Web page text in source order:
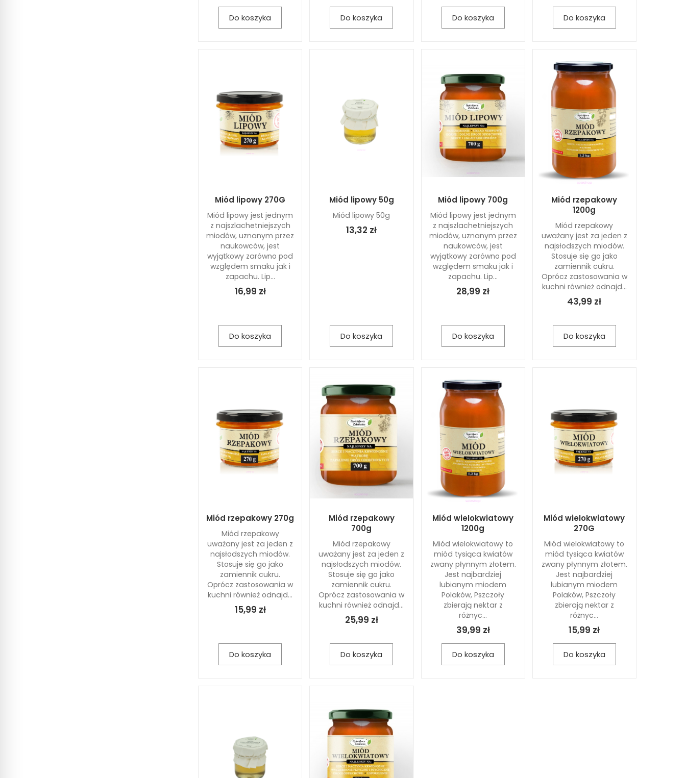
Do koszyka Do koszyka Do koszyka Do koszyka
Miód lipowy 270G
Miód lipowy jest jednym
z najszlachetniejszych
miodów, uznanym przez
naukowców, jest
wyjątkowy zarówno pod
względem smaku jak i
zapachu. Lip...
16,99 zł
Do koszyka
Miód lipowy 50g
Miód lipowy 50g
13,32 zł
Do koszyka
Miód lipowy 700g
Miód lipowy jest jednym
z najszlachetniejszych
miodów, uznanym przez
naukowców, jest
wyjątkowy zarówno pod
względem smaku jak i
zapachu. Lip...
28,99 zł
Do koszyka
Miód rzepakowy
1200g
Miód rzepakowy
uważany jest za jeden z
najsłodszych miodów.
Stosuje się go jako
zamiennik cukru.
Oprócz zastosowania w
kuchni również odnajd...
43,99 zł
Do koszyka
Miód rzepakowy 270g
Miód rzepakowy
uważany jest za jeden z
najsłodszych miodów.
Stosuje się go jako
zamiennik cukru.
Oprócz zastosowania w
kuchni również odnajd...
15,99 zł
Do koszyka
Miód rzepakowy
700g
Miód rzepakowy
uważany jest za jeden z
najsłodszych miodów.
Stosuje się go jako
zamiennik cukru.
Oprócz zastosowania w
kuchni również odnajd...
25,99 zł
Do koszyka
Miód wielokwiatowy
1200g
Miód wielokwiatowy to
miód tysiąca kwiatów
zwany płynnym złotem.
Jest najbardziej
lubianym miodem
Polaków, Pszczoły
zbierają nektar z
różnyc...
39,99 zł
Do koszyka
Miód wielokwiatowy
270G
Miód wielokwiatowy to
miód tysiąca kwiatów
zwany płynnym złotem.
Jest najbardziej
lubianym miodem
Polaków, Pszczoły
zbierają nektar z
różnyc...
15,99 zł
Do koszyka